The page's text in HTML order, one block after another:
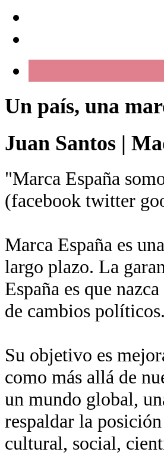
Un país, una
Juan Santos |
"Marca España
(facebook twitter
Marca España es
largo plazo. La
España es que
de cambios políticos.
Su objetivo es
como más allá de
un mundo global,
respaldar la
cultural, social,